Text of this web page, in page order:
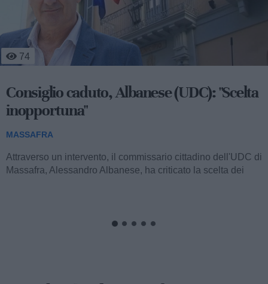
228
Massaro chiarisce: "Forza Italia non è in
maggioranza"
MASSAFRA
Attraverso una nota chiarificatrice, la capogruppo consiliare
di Forza Italia di Massafra, Vita Massaro, è intervenuta per